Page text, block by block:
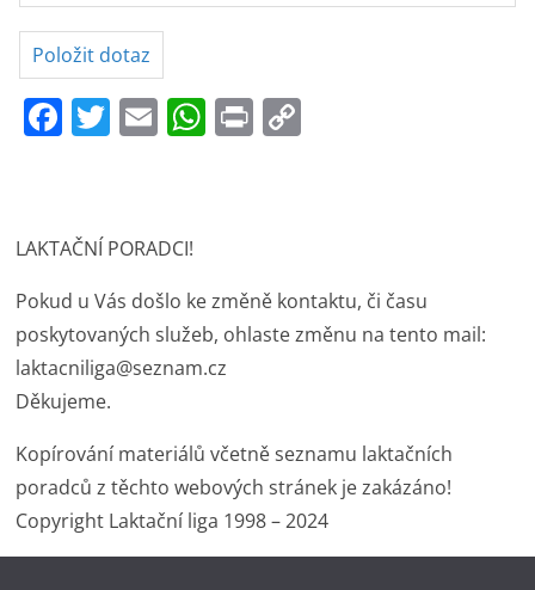
Položit dotaz
F
e
b
o
o
k
T
er
E
l
W
p
p
Pr
n
k
LAKTAČNÍ PORADCI!
Pokud u Vás došlo ke změně kontaktu, či času
poskytovaných služeb, ohlaste změnu na tento mail:
laktacniliga@seznam.cz
Děkujeme.
Kopírování materiálů včetně seznamu laktačních
poradců z těchto webových stránek je zakázáno!
Copyright Laktační liga 1998 – 2024